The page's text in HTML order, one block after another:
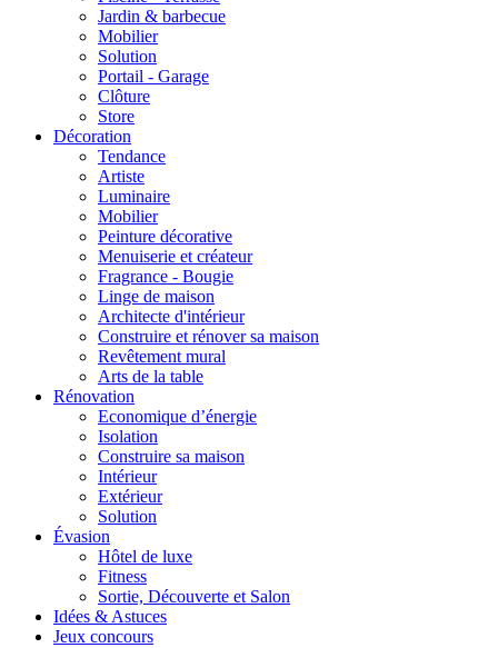
Jardin & barbecue
Mobilier
Solution
Portail - Garage
Clôture
Store
Décoration
Tendance
Artiste
Luminaire
Mobilier
Peinture décorative
Menuiserie et créateur
Fragrance - Bougie
Linge de maison
Architecte d'intérieur
Construire et rénover sa maison
Revêtement mural
Arts de la table
Rénovation
Economique d’énergie
Isolation
Construire sa maison
Intérieur
Extérieur
Solution
Évasion
Hôtel de luxe
Fitness
Sortie, Découverte et Salon
Idées & Astuces
Jeux concours